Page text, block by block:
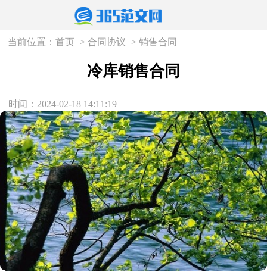
当前位置：首页 >合同协议 >销售合同
冷库销售合同
时间：2024-02-18 14:11:19